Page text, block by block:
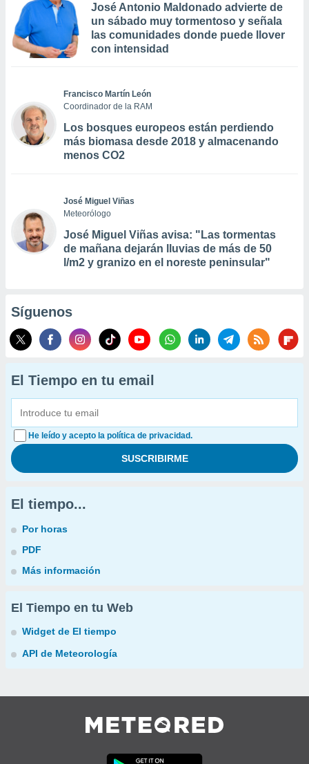
José Antonio Maldonado advierte de
un sábado muy tormentoso y señala
las comunidades donde puede llover
con intensidad
Francisco Martín León
Coordinador de la RAM
Los bosques europeos están perdiendo
más biomasa desde 2018 y almacenando
menos CO2
José Miguel Viñas
Meteorólogo
José Miguel Viñas avisa: "Las tormentas
de mañana dejarán lluvias de más de 50
l/m2 y granizo en el noreste peninsular"
Síguenos
El Tiempo en tu email
He leído y acepto la política de privacidad.
El tiempo...
Por horas
PDF
Más información
El Tiempo en tu Web
Widget de El tiempo
API de Meteorología